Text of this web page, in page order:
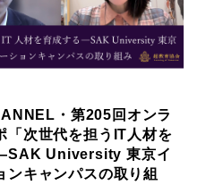
・第205回オンラ
「次世代を担うIT人材を
University 東京イ
ンキャンパスの取り組